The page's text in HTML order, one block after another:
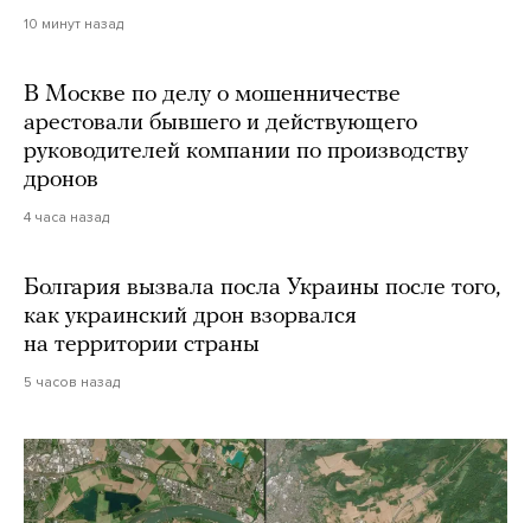
10 минут назад
В Москве по делу о мошенничестве
арестовали бывшего и действующего
руководителей компании по производству
дронов
4 часа назад
Болгария вызвала посла Украины после того,
как украинский дрон взорвался
на территории страны
5 часов назад